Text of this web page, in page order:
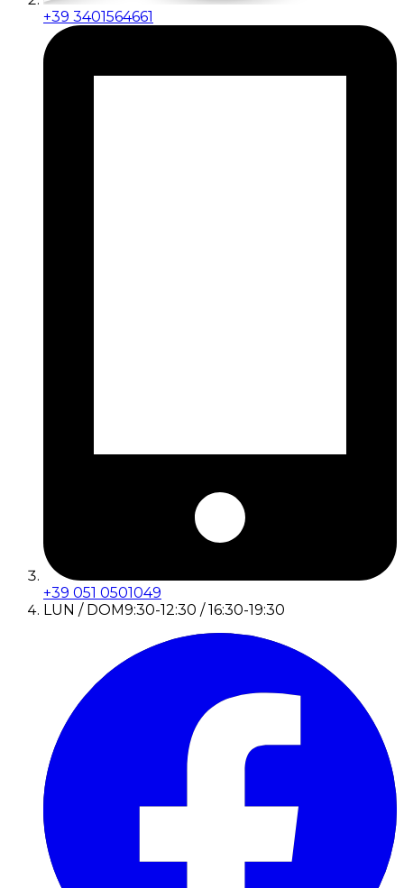
+39 3401564661
+39 051 0501049
LUN / DOM9:30-12:30 / 16:30-19:30